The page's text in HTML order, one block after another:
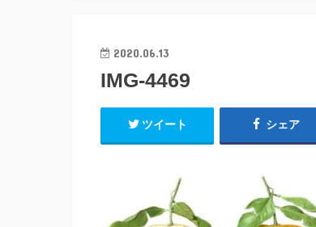
2020.06.13
IMG-4469
ツイート シェア